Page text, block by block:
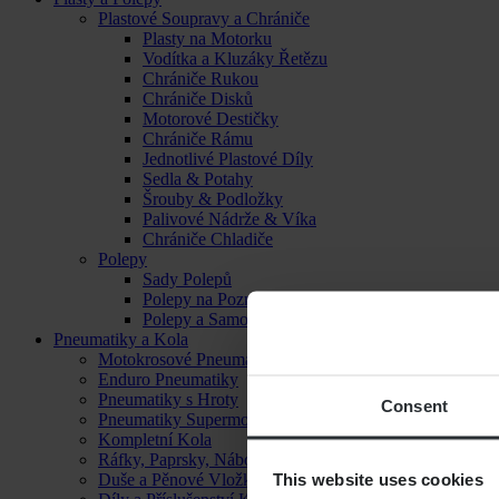
Consent
This website uses cookies
Plastové Soupravy a Chrániče
Plasty na Motorku
Vodítka a Kluzáky Řetězu
Chrániče Rukou
Chrániče Disků
Motorové Destičky
Chrániče Rámu
Jednotlivé Plastové Díly
Sedla & Potahy
Šrouby & Podložky
Palivové Nádrže & Víka
Chrániče Chladiče
Polepy
Sady Polepů
Polepy na Poznávací Značku
Polepy a Samolepky
Pneumatiky a Kola
Motokrosové Pneumatiky
Enduro Pneumatiky
Pneumatiky s Hroty
Pneumatiky Supermoto
Kompletní Kola
Ráfky, Paprsky, Náboje a Ložiska
Duše a Pěnové Vložky